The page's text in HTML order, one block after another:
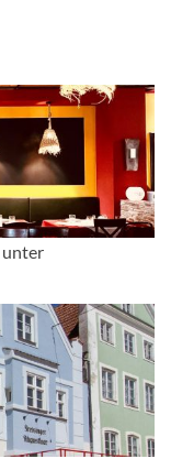
unter